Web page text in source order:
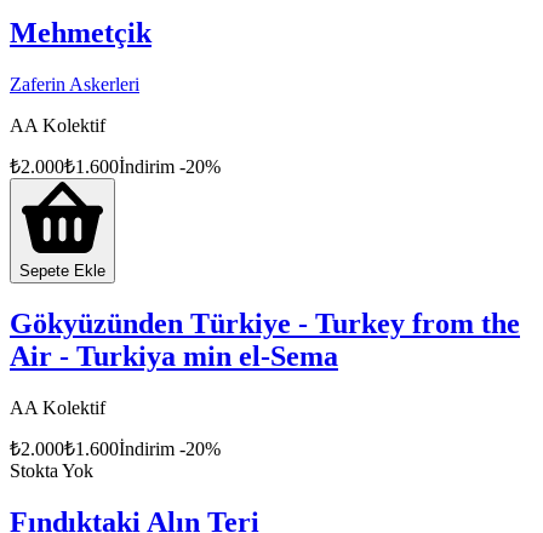
Mehmetçik
Zaferin Askerleri
AA Kolektif
₺2.000₺1.600İndirim -20%
Sepete Ekle
Gökyüzünden Türkiye - Turkey from the
Air - Turkiya min el-Sema
AA Kolektif
₺2.000₺1.600İndirim -20%
Stokta Yok
Fındıktaki Alın Teri